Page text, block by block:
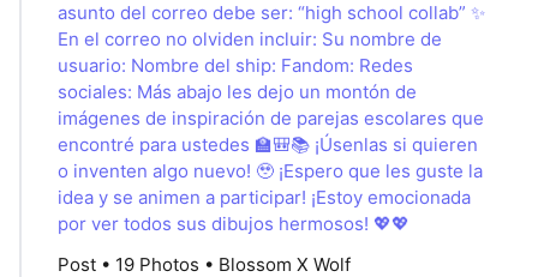
asunto del correo debe ser: “high school collab” ✨
En el correo no olviden incluir: Su nombre de
usuario: Nombre del ship: Fandom: Redes
sociales: Más abajo les dejo un montón de
imágenes de inspiración de parejas escolares que
encontré para ustedes 🏫🎒📚 ¡Úsenlas si quieren
o inventen algo nuevo! 🥹 ¡Espero que les guste la
idea y se animen a participar! ¡Estoy emocionada
por ver todos sus dibujos hermosos! 💖💖
Post • 19 Photos • Blossom X Wolf